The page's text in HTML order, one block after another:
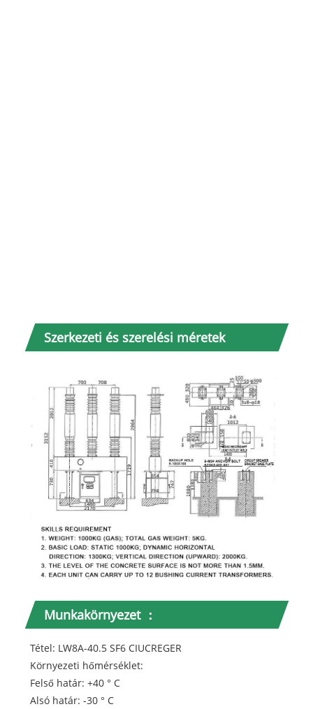
Szerkezeti és szerelési méretek
Munkakörnyezet ：
Tétel: LW8A-40.5 SF6 CIUCREGER
Környezeti hőmérséklet:
Felső határ: +40 ° C
Alsó határ: -30 ° C